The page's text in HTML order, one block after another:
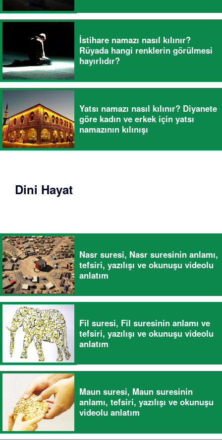
İstihare namazı nasıl kılınır?
Rüyada hangi renklerin görülmesi
hayırlıdır?
Yatsı namazı nasıl kılınır? Diyanete
göre kadın ve erkek için yatsı
namazının kılınışı
Dini Hayat
Nasr suresi, Nasr suresinin anlamı,
tefsiri, yazılışı ve okunuşu videolu
anlatım
Fil suresi, Fil suresinin anlamı ve
tefsiri, yazılışı ve okunuşu videolu
anlatım
Maun suresi, Maun suresinin
anlamı, tefsiri, yazılışı ve okunuşu
videolu anlatım